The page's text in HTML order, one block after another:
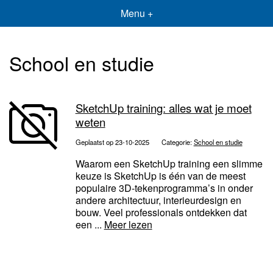
Menu +
School en studie
SketchUp training: alles wat je moet
weten
Geplaatst op 23-10-2025 Categorie:School en studie
Waarom een SketchUp training een slimme
keuze is SketchUp is één van de meest
populaire 3D-tekenprogramma’s in onder
andere architectuur, interieurdesign en
bouw. Veel professionals ontdekken dat
een ... Meer lezen